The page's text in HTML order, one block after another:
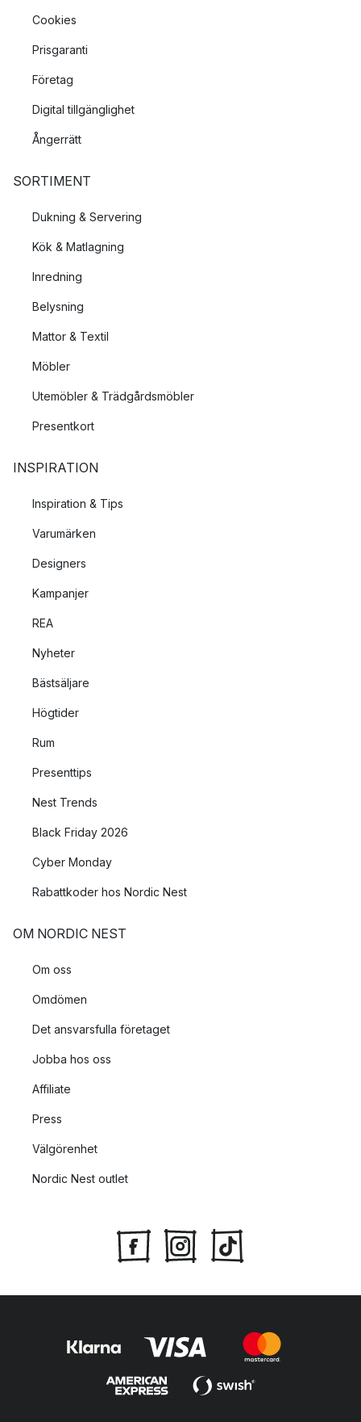
Cookies
Prisgaranti
Företag
Digital tillgänglighet
Ångerrätt
SORTIMENT
Dukning & Servering
Kök & Matlagning
Inredning
Belysning
Mattor & Textil
Möbler
Utemöbler & Trädgårdsmöbler
Presentkort
INSPIRATION
Inspiration & Tips
Varumärken
Designers
Kampanjer
REA
Nyheter
Bästsäljare
Högtider
Rum
Presenttips
Nest Trends
Black Friday 2026
Cyber Monday
Rabattkoder hos Nordic Nest
OM NORDIC NEST
Om oss
Omdömen
Det ansvarsfulla företaget
Jobba hos oss
Affiliate
Press
Välgörenhet
Nordic Nest outlet